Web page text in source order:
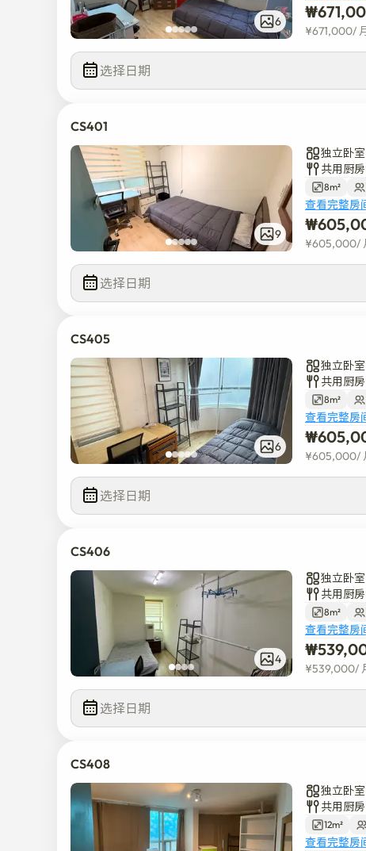
6 ₩
¥671,000/
选择日期
CS401
9
独立卧室
共用厨房
8m²
查看完整房
₩
¥605,000/
选择日期
CS405
6
独立卧室
共用厨房
8m²
查看完整房
₩
¥605,000/
选择日期
CS406
4
独立卧室
共用厨房
8m²
查看完整房
₩
¥539,000/
选择日期
CS408
独立卧室
共用厨房
12m²
查看完整房